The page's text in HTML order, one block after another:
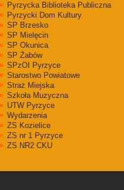
Pyrzycka Biblioteka Publiczna
Pyrzycki Dom Kultury
SP Brzesko
SP Mielęcin
SP Okunica
SP Żabów
SPzOI Pyrzyce
Starostwo Powiatowe
Straż Miejska
Szkoła Muzyczna
UTW Pyrzyce
Wydarzenia
ZS Kozielice
ZS nr 1 Pyrzyce
ZS NR2 CKU